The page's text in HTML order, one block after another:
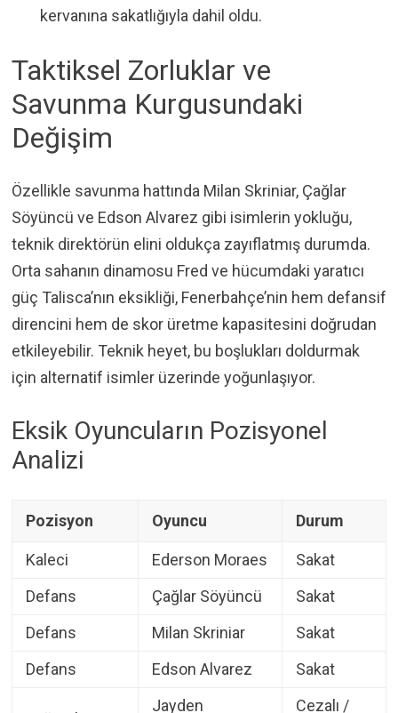
kervanına sakatlığıyla dahil oldu.
Taktiksel Zorluklar ve
Savunma Kurgusundaki
Değişim
Özellikle savunma hattında Milan Skriniar, Çağlar
Söyüncü ve Edson Alvarez gibi isimlerin yokluğu,
teknik direktörün elini oldukça zayıflatmış durumda.
Orta sahanın dinamosu Fred ve hücumdaki yaratıcı
güç Talisca’nın eksikliği, Fenerbahçe’nin hem defansif
direncini hem de skor üretme kapasitesini doğrudan
etkileyebilir. Teknik heyet, bu boşlukları doldurmak
için alternatif isimler üzerinde yoğunlaşıyor.
Eksik Oyuncuların Pozisyonel
Analizi
Pozisyon Oyuncu Durum
Kaleci Ederson Moraes
Sakat
Defans
Çağlar Söyüncü
Sakat
Defans
Milan Skriniar
Sakat
Defans
Edson Alvarez Sakat
Jayden Cezalı /